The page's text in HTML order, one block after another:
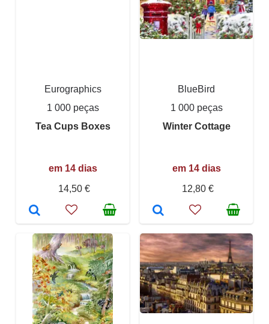
Eurographics
1 000 peças
Tea Cups Boxes
em 14 dias
14,50 €
BlueBird
1 000 peças
Winter Cottage
em 14 dias
12,80 €